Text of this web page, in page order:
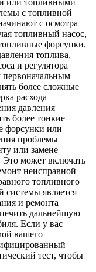
или топливными
с топливной
с осмотра
топливный насос,
форсунки.
топлива,
и регулятора
первоначальным
более сложные
расхода
давления
более тонкие
форсунки или
проблемы
или замене
Это может включать
неисправной
топливного
системы является
и ремонта
дальнейшую
Если у вас
вашего
тест, чтобы